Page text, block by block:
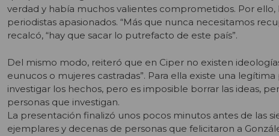
verdad y había muchos valientes comprometidos. Por
periodistas apasionados. “Más que nunca necesitamos
recalcó, “hay que sacar lo putrefacto de este país”.
Del mismo modo, reiteró que en Ciper no existen
eunucos o mujeres castradas”. Para ella existe una
investigar los hechos, pero es imposible borrar las ideas,
personas que investigan.
La presentación finalizó unos pocos minutos antes de las
ejemplares y decenas de personas que felicitaron a